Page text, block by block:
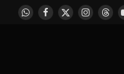
WhatsApp
Facebook
X